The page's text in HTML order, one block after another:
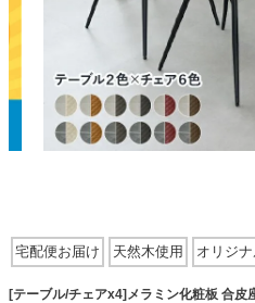
ソファ
ダイニングテーブル・セ
宅配便お届け 天然木使用 オリジ
お客様組み立て商品 石目調 メラミ
[テーブル/チェアx4]メラミン化粧板 合皮